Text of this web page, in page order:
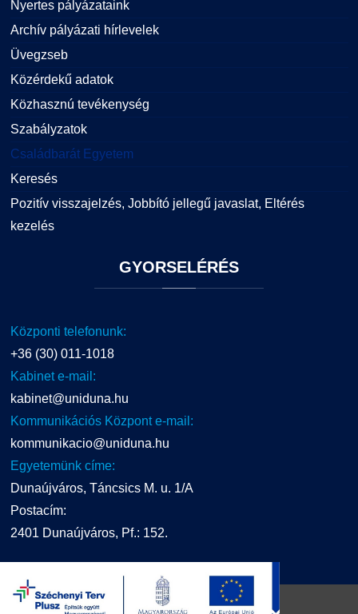
Nyertes pályázataink
Archív pályázati hírlevelek
Üvegzseb
Közérdekű adatok
Közhasznú tevékenység
Szabályzatok
Családbarát Egyetem
Keresés
Pozitív visszajelzés, Jobbító jellegű javaslat, Eltérés
kezelés
GYORSELÉRÉS
Központi telefonunk:
+36 (30) 011-1018
Kabinet e-mail:
kabinet@uniduna.hu
Kommunikációs Központ e-mail:
kommunikacio@uniduna.hu
Egyetemünk címe:
Dunaújváros, Táncsics M. u. 1/A
Postacím:
2401 Dunaújváros, Pf.: 152.